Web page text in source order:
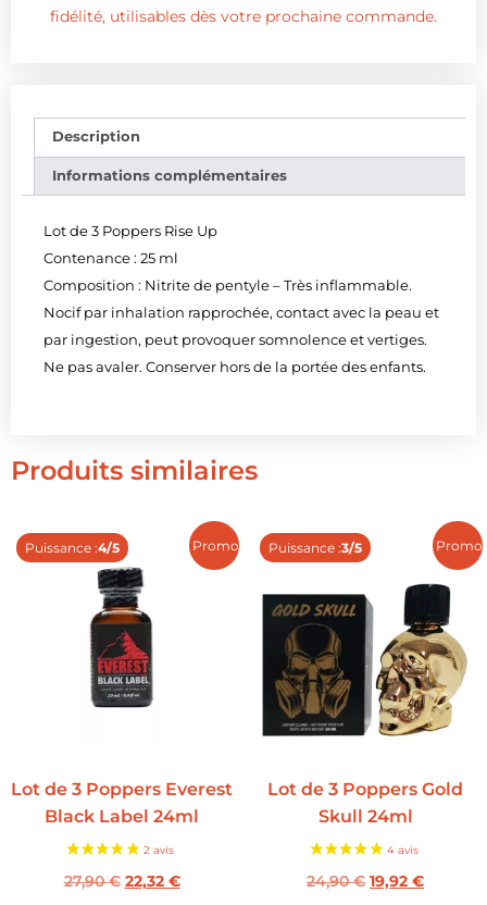
fidélité, utilisables dès votre prochaine commande.
Description
Informations complémentaires
Lot de 3 Poppers Rise Up
Contenance : 25 ml
Composition : Nitrite de pentyle – Très inflammable.
Nocif par inhalation rapprochée, contact avec la peau et
par ingestion, peut provoquer somnolence et vertiges.
Ne pas avaler. Conserver hors de la portée des enfants.
Produits similaires
Promo !
Puissance :4/5
Lot de 3 Poppers Everest
Black Label 24ml
27,90€ 22,32 €
Promo
Puissance :3/5
Lot de 3 Poppers Gold
Skull 24ml
24,90€ 19,92 €